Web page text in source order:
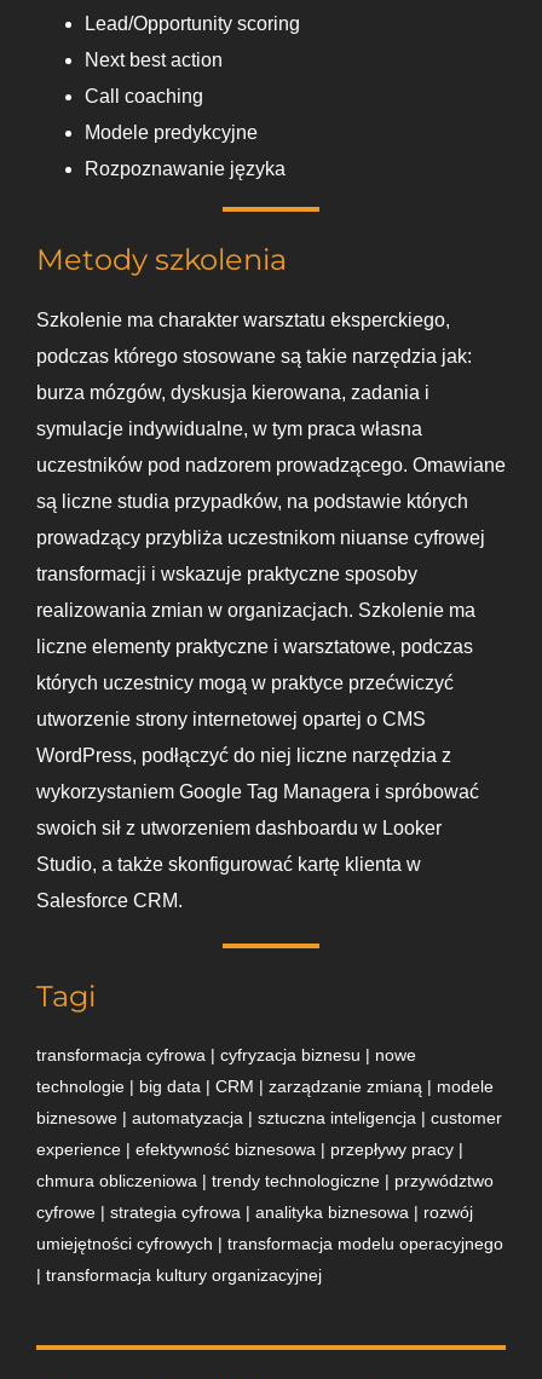
Lead/Opportunity scoring
Next best action
Call coaching
Modele predykcyjne
Rozpoznawanie języka
Metody szkolenia
Szkolenie ma charakter warsztatu eksperckiego,
podczas którego stosowane są takie narzędzia jak:
burza mózgów, dyskusja kierowana, zadania i
symulacje indywidualne, w tym praca własna
uczestników pod nadzorem prowadzącego. Omawiane
są liczne studia przypadków, na podstawie których
prowadzący przybliża uczestnikom niuanse cyfrowej
transformacji i wskazuje praktyczne sposoby
realizowania zmian w organizacjach. Szkolenie ma
liczne elementy praktyczne i warsztatowe, podczas
których uczestnicy mogą w praktyce przećwiczyć
utworzenie strony internetowej opartej o CMS
WordPress, podłączyć do niej liczne narzędzia z
wykorzystaniem Google Tag Managera i spróbować
swoich sił z utworzeniem dashboardu w Looker
Studio, a także skonfigurować kartę klienta w
Salesforce CRM.
Tagi
transformacja cyfrowa | cyfryzacja biznesu | nowe
technologie | big data | CRM | zarządzanie zmianą | modele
biznesowe | automatyzacja | sztuczna inteligencja | customer
experience | efektywność biznesowa | przepływy pracy |
chmura obliczeniowa | trendy technologiczne | przywództwo
cyfrowe | strategia cyfrowa | analityka biznesowa | rozwój
umiejętności cyfrowych | transformacja modelu operacyjnego
| transformacja kultury organizacyjnej